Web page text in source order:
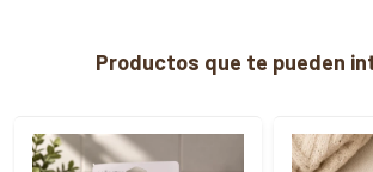
Productos que te pueden